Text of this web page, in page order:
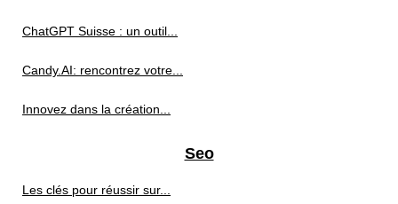
ChatGPT Suisse : un outil...
Candy.AI: rencontrez votre...
Innovez dans la création...
Seo
Les clés pour réussir sur...